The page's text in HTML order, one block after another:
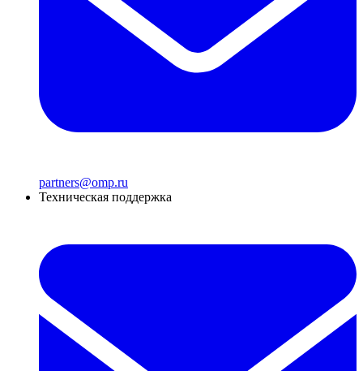
partners@omp.ru
Техническая поддержка